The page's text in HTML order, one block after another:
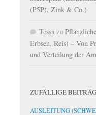
(P5P), Zink & Co.)
Tessa zu
Erbsen, Reis) – Von
und Verteilung der
ZUFÄLLIGE
AUSLEITUNG